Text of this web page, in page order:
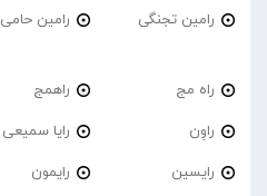
رامین تجنگی رامین حامی
راه مج راهمج
راوِن رایا سمیعی
رایسین رایمون